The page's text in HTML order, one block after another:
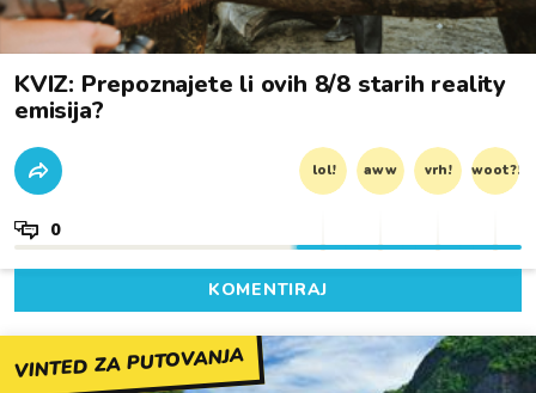
KVIZ: Prepoznajete li ovih 8/8 starih reality
emisija?
lol! aww vrh! woot?!
0
KOMENTIRAJ
VINTED ZA PUTOVANJA